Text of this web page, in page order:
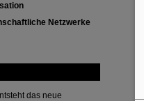
Netzwerke
das neue